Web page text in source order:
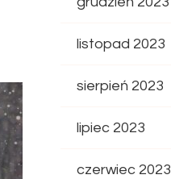
listopad 2023
sierpień 2023
lipiec 2023
czerwiec 2023